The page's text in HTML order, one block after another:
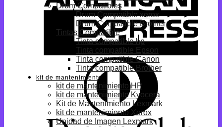
Drum Compatibles
Drum Compatible xerox
Drum Compatible Brother
Tintas Compatible
Tinta compatible hp
Tinta compatible Epson
Tinta compatible Canon
Tinta compatible Brother
kit de mantenimiento
kit de mantenimiento HP
kit de mantenimiento Kyocera
Kit de Mantenimiento Lexmark
kit de mantenimiento Xerox
Unidad de Imagen Lexmark